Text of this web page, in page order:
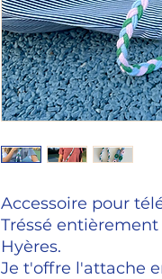
Accessoire pour
Tréssé
Hyères.
Je t'offre l'attache